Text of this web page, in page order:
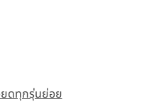
ยดทุกรุ่นย่อย